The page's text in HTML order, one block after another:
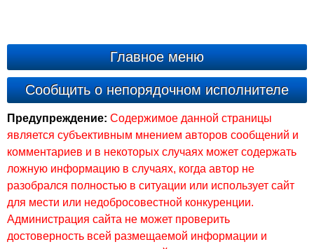
Главное меню
Сообщить о непорядочном исполнителе
Предупреждение: Содержимое данной страницы
является субъективным мнением авторов сообщений и
комментариев и в некоторых случаях может содержать
ложную информацию в случаях, когда автор не
разобрался полностью в ситуации или использует сайт
для мести или недобросовестной конкуренции.
Администрация сайта не может проверить
достоверность всей размещаемой информации и